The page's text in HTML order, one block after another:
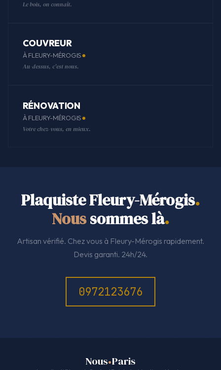
Le bois, on connaît.
COUVREUR
À FLEURY-MÉROGIS
Au-dessus, c'est nous.
RÉNOVATION
À FLEURY-MÉROGIS
Votre chez-vous, en mieux.
Plaquiste Fleury-Mérogis.
Noussommes là.
Artisan vérifié. Chez vous à Fleury-Mérogis rapidement.
Devis garanti. 24h/24.
0972123676
Nous Paris